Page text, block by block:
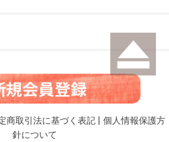
商取引法に基づく表記
個人情報保護方
針について